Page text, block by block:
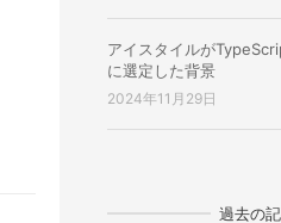
アイスタイルが
に選定した背景
2024年11月29日
過去の